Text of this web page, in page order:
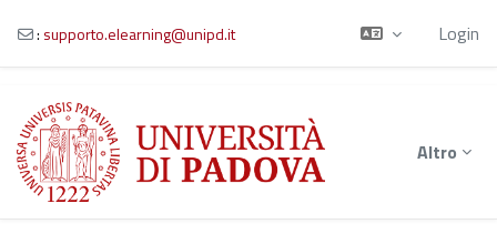
Vai al contenuto principale
: supporto.elearning@unipd.it Login
Altro